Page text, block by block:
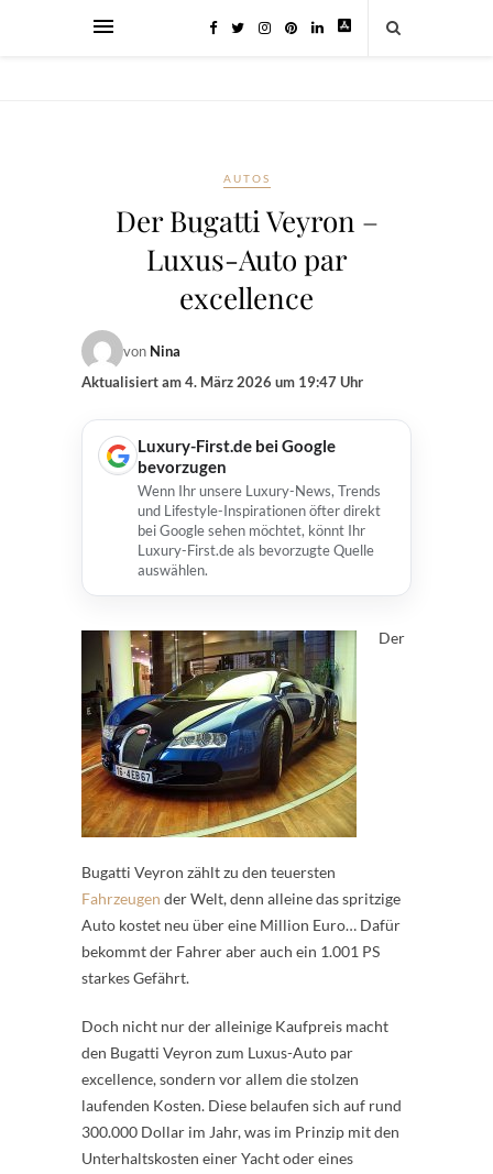
AUTOS
Der Bugatti Veyron –
Luxus-Auto par
excellence
von Nina
Aktualisiert am4. März 2026 um 19:47 Uhr
Luxury-First.de bei Google
bevorzugen
Wenn Ihr unsere Luxury-News, Trends
und Lifestyle-Inspirationen öfter direkt
bei Google sehen möchtet, könnt Ihr
Luxury-First.de als bevorzugte Quelle
auswählen.
Der
Bugatti Veyron zählt zu den teuersten
Fahrzeugen der Welt, denn alleine das spritzige
Auto kostet neu über eine Million Euro… Dafür
bekommt der Fahrer aber auch ein 1.001 PS
starkes Gefährt.
Doch nicht nur der alleinige Kaufpreis macht
den Bugatti Veyron zum Luxus-Auto par
excellence, sondern vor allem die stolzen
laufenden Kosten. Diese belaufen sich auf rund
300.000 Dollar im Jahr, was im Prinzip mit den
Unterhaltskosten einer Yacht oder eines